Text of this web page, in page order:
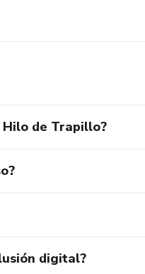
Hilo de Trapillo?
digital?